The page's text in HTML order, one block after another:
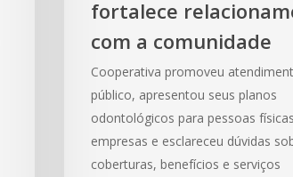
Emprega
fortalece
relacionamento
fortalece
com a comunidade
Cooperativa promoveu
público, apresentou seus planos
odontológicos para pessoas
empresas e esclareceu dúvidas
coberturas, benefícios e serviços